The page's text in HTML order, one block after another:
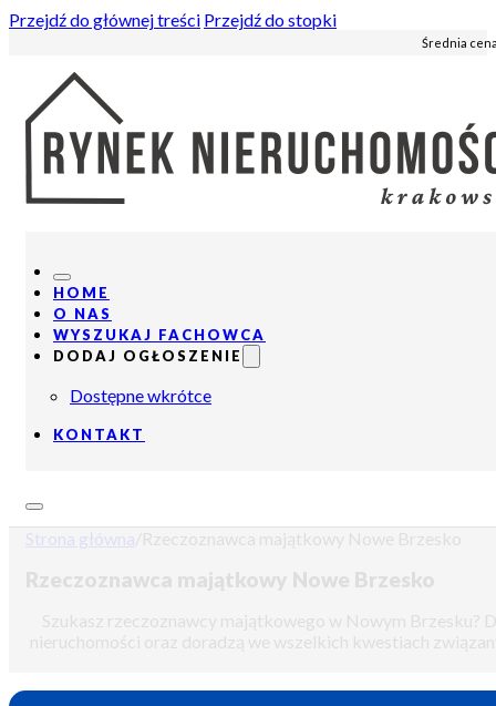
Przejdź do głównej treści Przejdź do stopki
Średnia
HOME
O NAS
WYSZUKAJ FACHOWCA
DODAJ OGŁOSZENIE
Dostępne wkrótce
KONTAKT